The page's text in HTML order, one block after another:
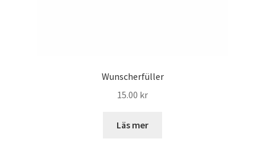
Wunscherfüller
15.00 kr
Läs mer